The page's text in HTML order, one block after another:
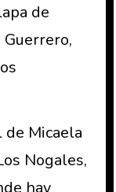
de
de Micaela
Nogales,
hay